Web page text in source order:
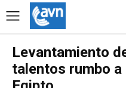
Levantamiento
talentos rumbo a